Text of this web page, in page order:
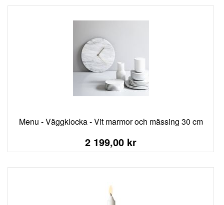
Menu - Väggklocka - Vit marmor och mässing 30 cm
2 199,00 kr